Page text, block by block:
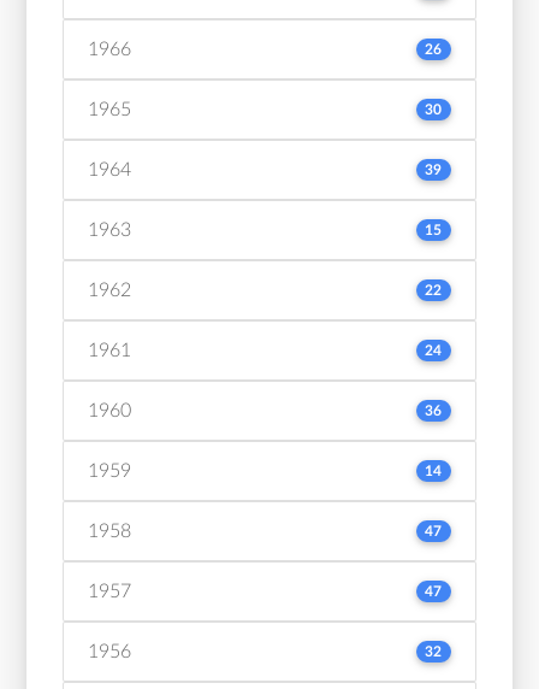
1966 26
1965 30
1964 39
1963 15
1962 22
1961 24
1960 36
1959 14
1958 47
1957 47
1956 32